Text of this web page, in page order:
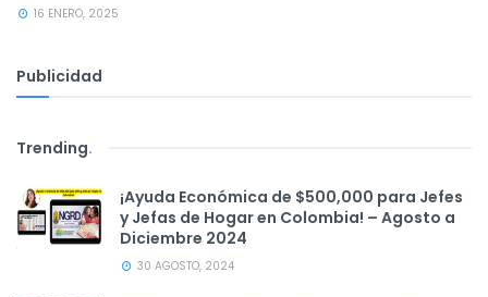
16 ENERO, 2025
Publicidad
Trending.
¡Ayuda Económica de $500,000 para Jefes
y Jefas de Hogar en Colombia! – Agosto a
Diciembre 2024
30 AGOSTO, 2024